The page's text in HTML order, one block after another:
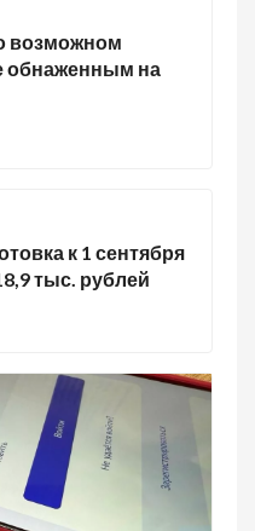
возможном
обнаженным на
к 1 сентября
тыс. рублей